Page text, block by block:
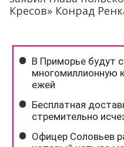
Кресов» Конрад